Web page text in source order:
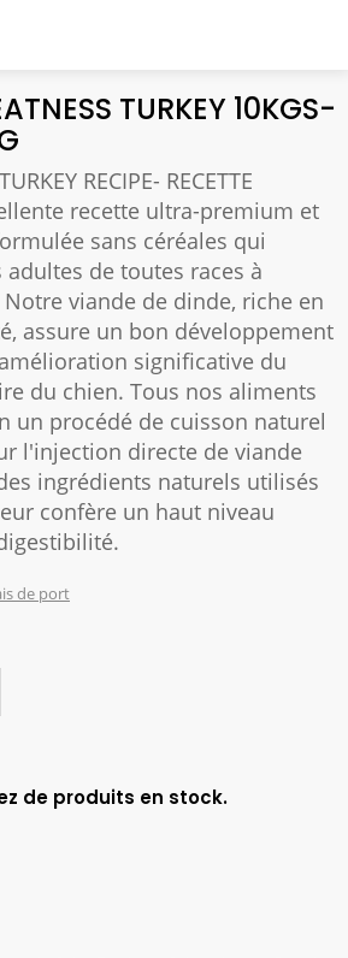
TURKEY 10KGS-
RECIPE- RECETTE
recette ultra-premium et
sans céréales qui
de toutes races à
viande de dinde, riche en
assure un bon développement
significative du
du chien. Tous nos aliments
un procédé de cuisson naturel
l'injection directe de viande
ingrédients naturels utilisés
confère un haut niveau
de port
de produits en stock.